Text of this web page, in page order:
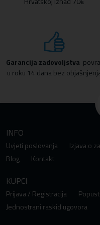
Garancija zadovoljstva
u roku 14 dana bez
INFO
Uvjeti poslovanja Izjava o
Blog
Kontakt
KUPCI
Prijava / Registracija
Jednostrani raskid ugovora